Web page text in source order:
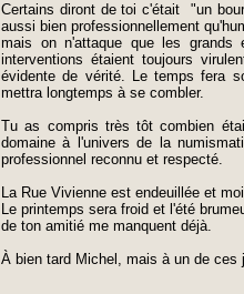
Certains diront de toi c'était "un
aussi bien professionnellement
mais on n'attaque que les grands
interventions étaient toujours
évidente de vérité. Le temps fera
mettra longtemps à se combler.
Tu as compris très tôt combien
domaine à l'univers de la
professionnel reconnu et respecté.
La Rue Vivienne est endeuillée et
Le printemps sera froid et l'été
de ton amitié me manquent déjà.
À bien tard Michel, mais à un de ces